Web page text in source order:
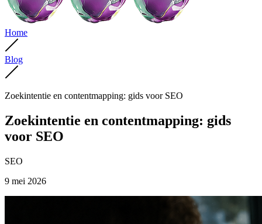
Home
Blog
Zoekintentie en contentmapping: gids voor SEO
Zoekintentie en contentmapping: gids
voor SEO
SEO
9 mei 2026